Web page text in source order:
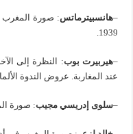
–هانسبيترماتس
1939.
–هيربيرت بوب: النظرة إلى
عند المغاربة. عروض الندوة
–سلوى إدريسي مجيب: صورة